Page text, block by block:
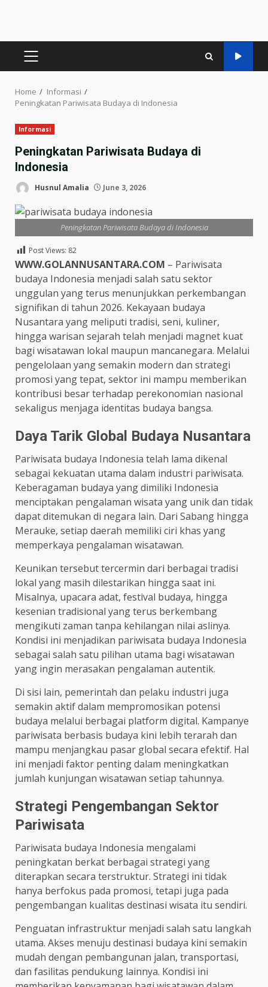
PRIMARY
Home
Informasi
Peningkatan Pariwisata Budaya di Indonesia
Informasi
Peningkatan Pariwisata Budaya di
Indonesia
Husnul Amalia June 3, 2026
Peningkatan Pariwisata Budaya di Indonesia
Post Views: 82
WWW.GOLANNUSANTARA.COM – Pariwisata
budaya Indonesia menjadi salah satu sektor
unggulan yang terus menunjukkan perkembangan
signifikan di tahun 2026. Kekayaan budaya
Nusantara yang meliputi tradisi, seni, kuliner,
hingga warisan sejarah telah menjadi magnet kuat
bagi wisatawan lokal maupun mancanegara. Melalui
pengelolaan yang semakin modern dan strategi
promosi yang tepat, sektor ini mampu memberikan
kontribusi besar terhadap perekonomian nasional
sekaligus menjaga identitas budaya bangsa.
Daya Tarik Global Budaya Nusantara
Pariwisata budaya Indonesia telah lama dikenal
sebagai kekuatan utama dalam industri pariwisata.
Keberagaman budaya yang dimiliki Indonesia
menciptakan pengalaman wisata yang unik dan tidak
dapat ditemukan di negara lain. Dari Sabang hingga
Merauke, setiap daerah memiliki ciri khas yang
memperkaya pengalaman wisatawan.
Keunikan tersebut tercermin dari berbagai tradisi
lokal yang masih dilestarikan hingga saat ini.
Misalnya, upacara adat, festival budaya, hingga
kesenian tradisional yang terus berkembang
mengikuti zaman tanpa kehilangan nilai aslinya.
Kondisi ini menjadikan pariwisata budaya Indonesia
sebagai salah satu pilihan utama bagi wisatawan
yang ingin merasakan pengalaman autentik.
Di sisi lain, pemerintah dan pelaku industri juga
semakin aktif dalam mempromosikan potensi
budaya melalui berbagai platform digital. Kampanye
pariwisata berbasis budaya kini lebih terarah dan
mampu menjangkau pasar global secara efektif. Hal
ini menjadi faktor penting dalam meningkatkan
jumlah kunjungan wisatawan setiap tahunnya.
Strategi Pengembangan Sektor
Pariwisata
Pariwisata budaya Indonesia mengalami
peningkatan berkat berbagai strategi yang
diterapkan secara terstruktur. Strategi ini tidak
hanya berfokus pada promosi, tetapi juga pada
pengembangan kualitas destinasi wisata itu sendiri.
Penguatan infrastruktur menjadi salah satu langkah
utama. Akses menuju destinasi budaya kini semakin
mudah dengan pembangunan jalan, transportasi,
dan fasilitas pendukung lainnya. Kondisi ini